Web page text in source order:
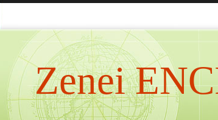
Zenei